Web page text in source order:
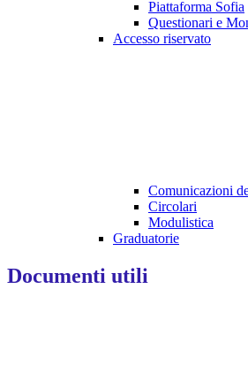
Piattaforma Sofia
Questionari e
Accesso riservato
Comunicazioni
Circolari
Modulistica
Graduatorie
Documenti utili